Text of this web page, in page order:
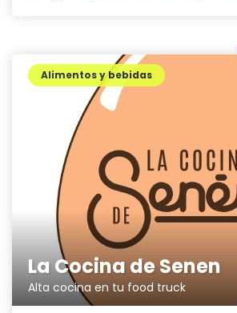
La Cocina de Senen
Alta cocina en tu food truck
Alimentos y bebidas